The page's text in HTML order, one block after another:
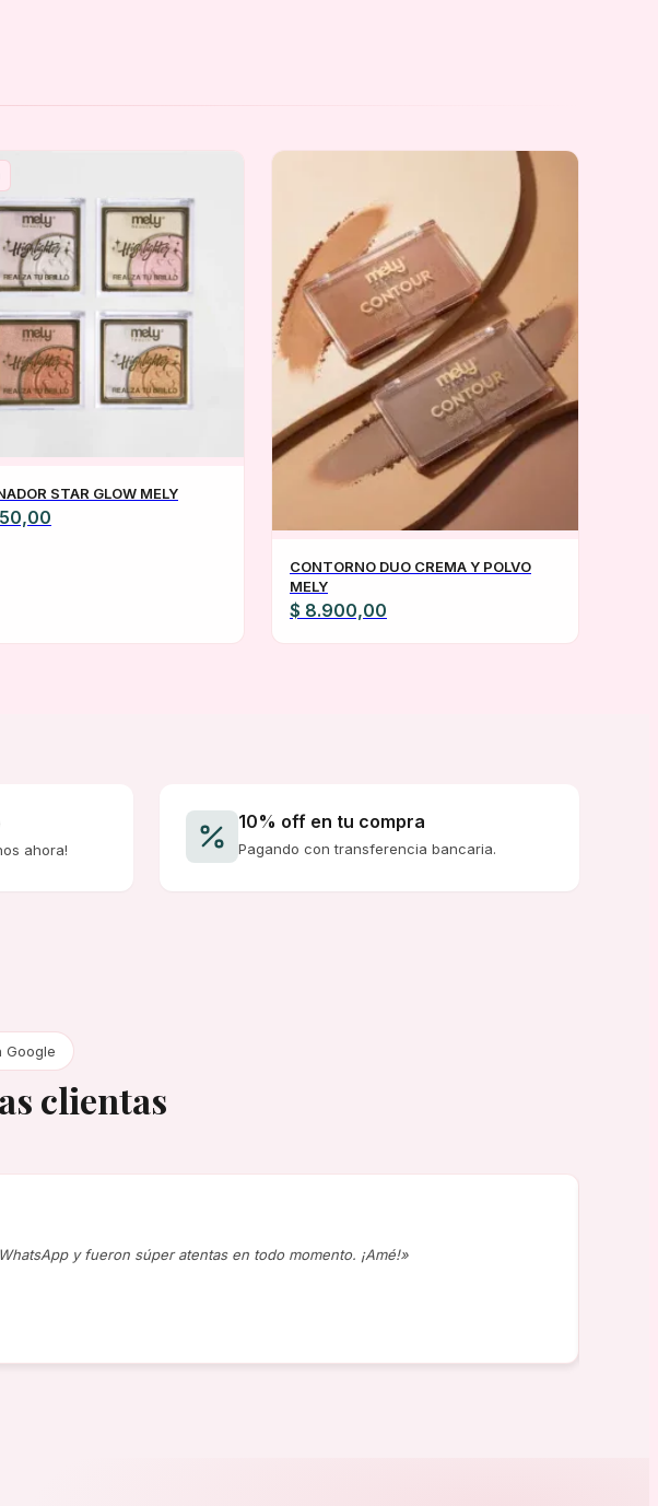
STAR GLOW MELY
CONTORNO DUO CREMA Y POLVO
MELY
$ 8.900,00
ahora!
10% off en tu compra
Pagando con transferencia bancaria.
Google
clientas
y fueron súper atentas en todo momento. ¡Amé!»